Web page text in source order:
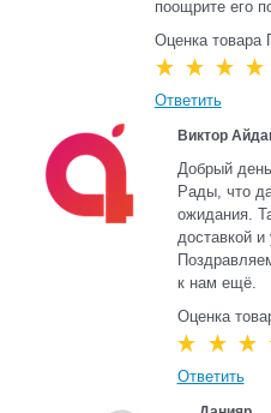
поощрите его
Оценка товара
Ответить
Виктор
Добрый
Рады, что
ожидания.
доставкой
к нам ещё.
Оценка
Ответить